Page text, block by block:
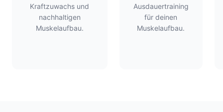
Kraftzuwachs und
nachhaltigen
Muskelaufbau.
Ausdauertraining
für deinen
Muskelaufbau.